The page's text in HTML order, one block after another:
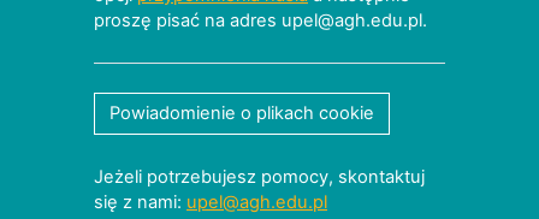
proszę pisać na adres upel@agh.edu.pl.
Powiadomienie o plikach cookie
Jeżeli potrzebujesz pomocy, skontaktuj
się z nami: upel@agh.edu.pl